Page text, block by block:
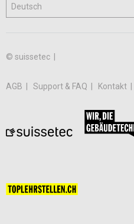
© suissetec |
AGB Support & FAQ Kontakt